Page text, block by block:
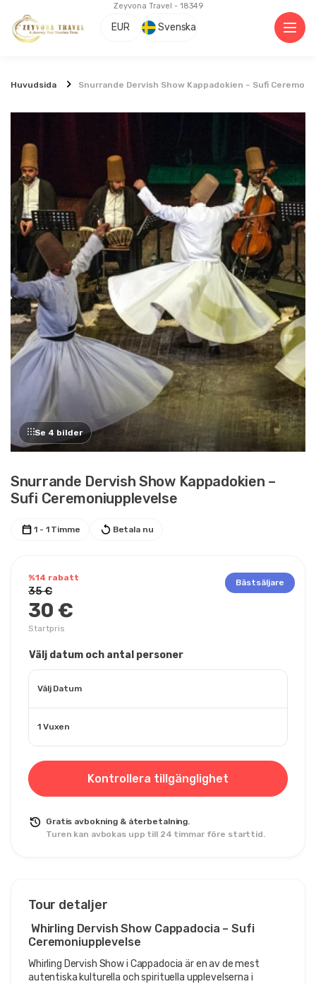
Zeyvona Travel - 18349
EUR Svenska
Huvudsida Snurrande Dervish Show Kappadokien – Sufi
Se 4 bilder
Snurrande Dervish Show Kappadokien –
Sufi Ceremoniupplevelse
1 - 1 Timme Betala nu
Bästsäljare
%14 rabatt
35 €
30 €
Startpris
Välj datum och antal personer
Välj Datum
1 Vuxen
Kontrollera tillgänglighet
Gratis avbokning & återbetalning.
Turen kan avbokas upp till 24 timmar före starttid.
Tour detaljer
Ceremoniupplevelse
Whirling Dervish Show i Cappadocia är en av de mest
autentiska kulturella och spirituella upplevelserna i